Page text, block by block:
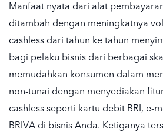
Manfaat nyata dari alat
ditambah dengan meningkatnya
cashless dari tahun ke tahun
bagi pelaku bisnis dari berbagai
memudahkan konsumen dalam
non-tunai dengan menyediakan
cashless seperti kartu debit BRI, e-
BRIVA di bisnis Anda. Ketiganya